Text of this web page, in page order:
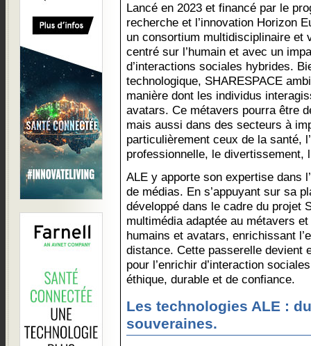
Lancé en 2023 et financé par le
recherche et l’innovation Horizon
un consortium multidisciplinaire et
centré sur l’humain et avec un
d’interactions sociales hybrides.
technologique, SHARESPACE
manière dont les individus
avatars. Ce métavers pourra être
mais aussi dans des secteurs à
particulièrement ceux de la santé,
professionnelle, le divertissement,
ALE y apporte son expertise dans
de médias. En s’appuyant sur sa
développé dans le cadre du projet
multimédia adaptée au métavers
humains et avatars, enrichissant
distance. Cette passerelle devient
pour l’enrichir d’interaction
éthique, durable et de confiance.
Les technologies ALE :
souveraines.